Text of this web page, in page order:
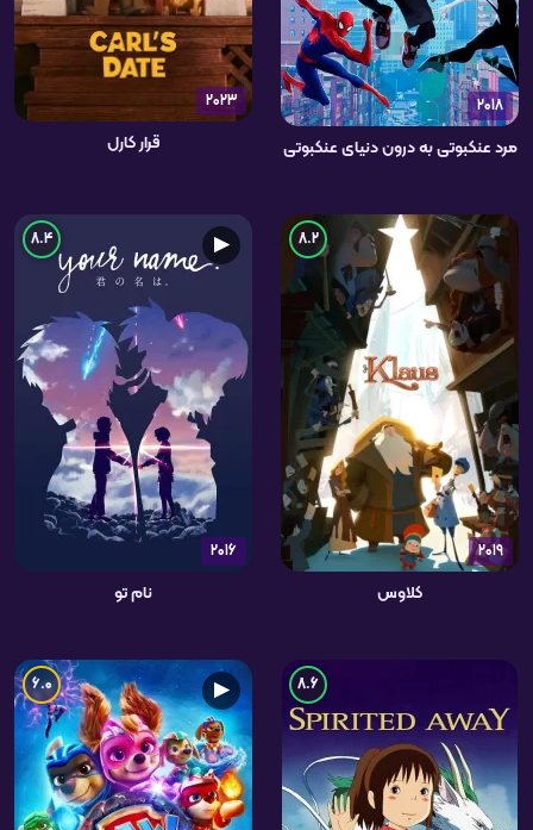
2018
مرد عنکبوتی به درون دنیای عنکبوتی
2023
قرار کارل
2019
8.2
کلاوس
2016
▶
8.4
نام تو
8.6
▶
6.0